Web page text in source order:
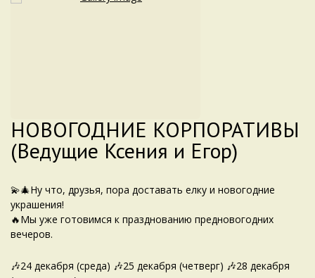
НОВОГОДНИЕ КОРПОРАТИВЫ
(Ведущие Ксения и Егор)
💫🎄Ну что, друзья, пора доставать елку и новогодние
украшения!
🔥Мы уже готовимся к празднованию предновогодних
вечеров.
🎶24 декабря (среда) 🎶25 декабря (четверг) 🎶28 декабря